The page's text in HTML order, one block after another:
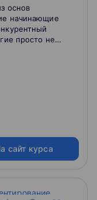
основ
начинающие
просто не
сайт курса